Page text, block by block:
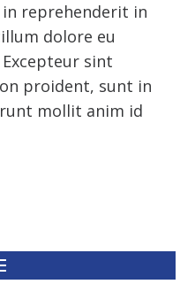
reprehenderit in
dolore eu
sint
proident, sunt in
mollit anim id